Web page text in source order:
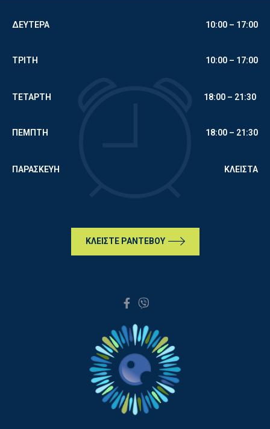
ΔΕΥΤΕΡΑ 10:00 – 17:00
ΤΡΙΤΗ 10:00 – 17:00
ΤΕΤΑΡΤΗ 18:00 – 21:30
ΠΕΜΠΤΗ 18:00 – 21:30
ΠΑΡΑΣΚΕΥΗ ΚΛΕΙΣΤΑ
ΚΛΕΙΣΤΕ ΡΑΝΤΕΒΟΥ